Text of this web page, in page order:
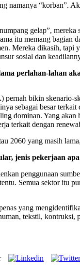
namanya “korban”.
gelap”,
itu memang bagian
Mereka dikasih, tapi
sosial dan
perlahan-lahan
pernah bikin skenario-
sebagai besar
dominan. Yang
terkait dengan
2060 yang masih
jenis pekerjaan
penggunaan
Semua sektor itu
yang
tekstil, kontruksi,